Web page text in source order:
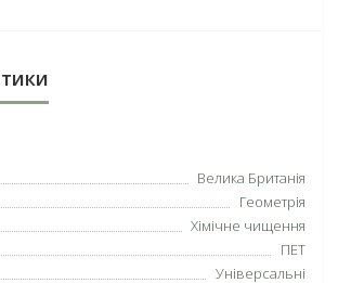
Велика Британія
Геометрія
Хімічне чищення
ПЕТ
Універсальні